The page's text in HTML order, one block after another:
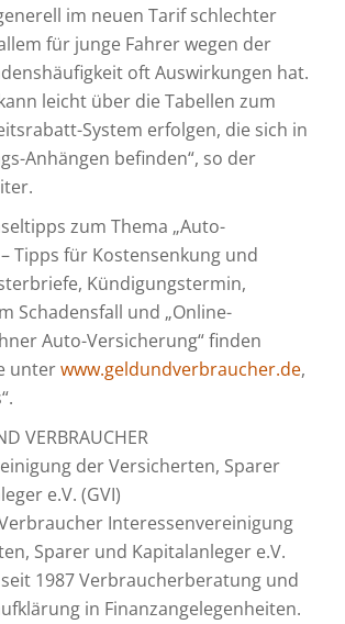
im neuen Tarif schlechter
für junge Fahrer wegen der
oft Auswirkungen hat.
leicht über die Tabellen zum
System erfolgen, die sich in
Anhängen befinden“, so der
zum Thema „Auto-
Tipps für Kostensenkung und
Kündigungstermin,
Schadensfall und „Online-
Auto-Versicherung“ finden
unterwww.geldundverbraucher.de,
VERBRAUCHER
der Versicherten, Sparer
e.V. (GVI)
Interessenvereinigung
Sparer und Kapitalanleger e.V.
1987 Verbraucherberatung und
in Finanzangelegenheiten.